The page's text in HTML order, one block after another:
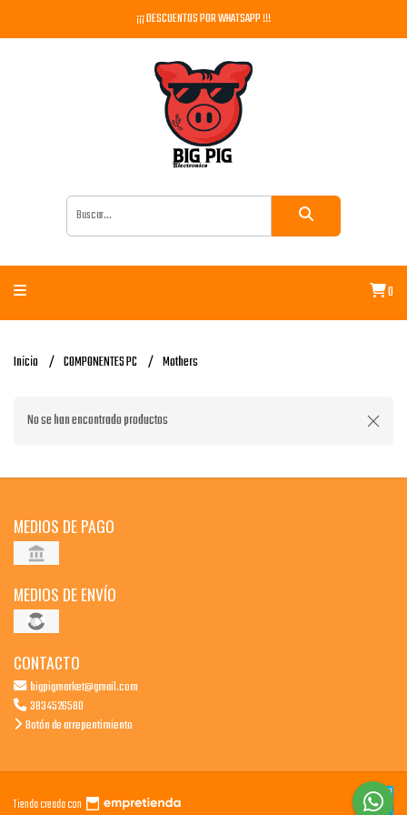
¡¡¡ DESCUENTOS POR WHATSAPP !!!
0
Inicio COMPONENTES PC Mothers
No se han encontrado productos
MEDIOS DE PAGO
MEDIOS DE ENVÍO
CONTACTO
bigpigmarket@gmail.com
3834526580
Botón de arrepentimiento
Tienda creada con